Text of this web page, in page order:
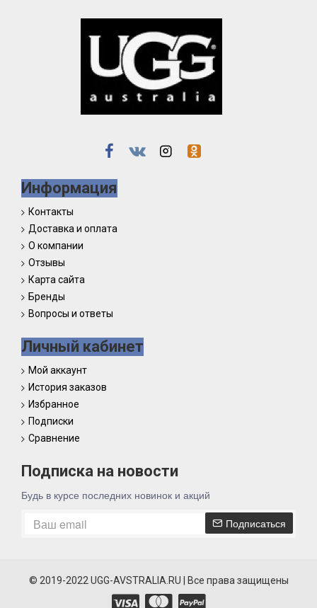
Информация
Контакты
Доставка и оплата
О компании
Отзывы
Карта сайта
Бренды
Вопросы и ответы
Личный кабинет
Мой аккаунт
История заказов
Избранное
Подписки
Сравнение
Подписка на новости
Будь в курсе последних новинок и акций
Подписаться
© 2019-2022 UGG-AVSTRALIA.RU | Все права защищены